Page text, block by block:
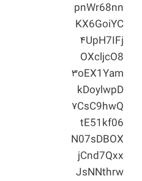
pnWr68nn
KX6GoiYC
۴UpH7IFj
OXcljcO8
۳oEX1Yam
kDoylwpD
۷CsC9hwQ
tE51kf06
N07sDBOX
jCnd7Qxx
JsNNthrw